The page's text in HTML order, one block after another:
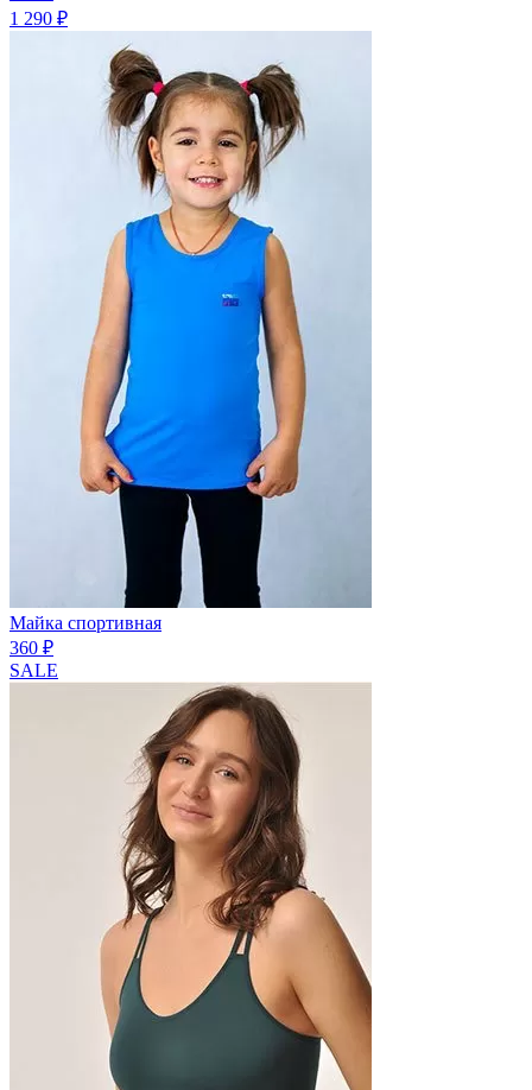
1 290 ₽
Майка спортивная
360 ₽
SALE